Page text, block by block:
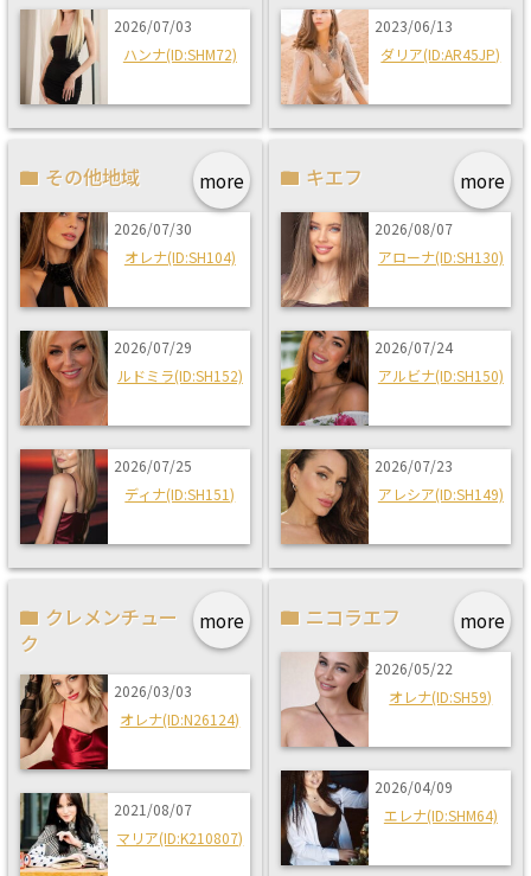
2026/07/03
ハンナ(ID:SHM72)
2023/06/13
ダリア(ID:AR45JP)
more
その他地域
2026/07/30
オレナ(ID:SH104)
2026/07/29
ルドミラ(ID:SH152)
2026/07/25
ディナ(ID:SH151)
more
キエフ
2026/08/07
アローナ(ID:SH130)
2026/07/24
アルビナ(ID:SH150)
2026/07/23
アレシア(ID:SH149)
more
クレメンチュー
ク
2026/03/03
オレナ(ID:N26124)
2021/08/07
マリア(ID:K210807)
more
ニコラエフ
2026/05/22
オレナ(ID:SH59)
2026/04/09
エレナ(ID:SHM64)